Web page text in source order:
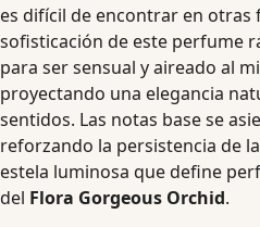
es difícil de encontrar en otras
sofisticación de este perfume
para ser sensual y aireado al
proyectando una elegancia
sentidos. Las notas base se
reforzando la persistencia de
estela luminosa que define
del Flora Gorgeous Orchid.